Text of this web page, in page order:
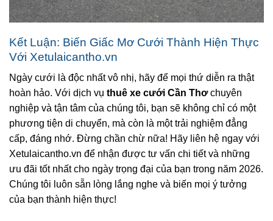
Kết Luận: Biến Giấc Mơ Cưới Thành Hiện Thực
Với Xetulaicantho.vn
Ngày cưới là độc nhất vô nhị, hãy để mọi thứ diễn ra thật
hoàn hảo. Với dịch vụ thuê xe cưới Cần Thơchuyên
nghiệp và tận tâm của chúng tôi, bạn sẽ không chỉ có một
phương tiện di chuyển, mà còn là một trải nghiệm đẳng
cấp, đáng nhớ. Đừng chần chừ nữa! Hãy liên hệ ngay với
Xetulaicantho.vn để nhận được tư vấn chi tiết và những
ưu đãi tốt nhất cho ngày trọng đại của bạn trong năm 2026.
Chúng tôi luôn sẵn lòng lắng nghe và biến mọi ý tưởng
của bạn thành hiện thực!